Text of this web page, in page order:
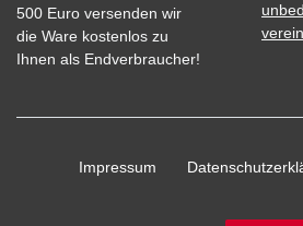
500 Euro versenden wir
die Ware kostenlos zu
Ihnen als Endverbraucher!
Impressum